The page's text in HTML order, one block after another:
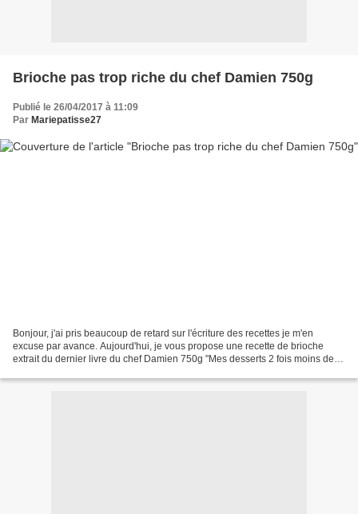
Brioche pas trop riche du chef Damien 750g
Publié le 26/04/2017 à 11:09
Par Mariepatisse27
Bonjour, j'ai pris beaucoup de retard sur l'écriture des recettes je m'en
excuse par avance. Aujourd'hui, je vous propose une recette de brioche
extrait du dernier livre du chef Damien 750g "Mes desserts 2 fois moins de